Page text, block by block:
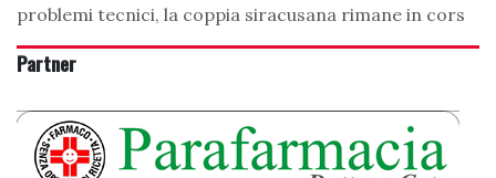
problemi tecnici, la coppia siracusana rimane in cors
Partner